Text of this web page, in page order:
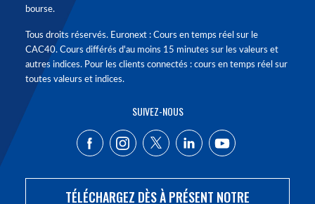
bourse.
Tous droits réservés. Euronext : Cours en temps réel sur le
CAC40. Cours différés d'au moins 15 minutes sur les valeurs et
autres indices. Pour les clients connectés : cours en temps réel sur
toutes valeurs et indices.
SUIVEZ-NOUS
TÉLÉCHARGEZ DÈS À PRÉSENT NOTRE